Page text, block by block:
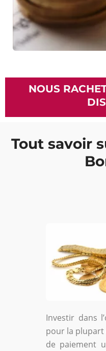
NOUS
Tout savoir
Investir dans
pour la plupart
de paiement